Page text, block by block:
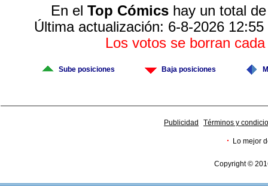
En el Top Cómicshay un total
Última actualización: 6-8-2026
Los votos se borran
Sube posiciones Baja posiciones
Publicidad Términos y
· Lo mejor
Copyright ©